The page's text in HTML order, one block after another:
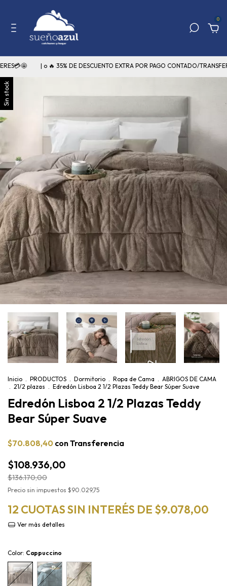
0
| o 🔥 35% DE DESCUENTO EXTRA POR PAGO CONTADO/
Sin stock
Inicio . PRODUCTOS . Dormitorio . Ropa de Cama . ABRIGOS DE CAMA
. 21/2 plazas . Edredón Lisboa 2 1/2 Plazas Teddy Bear Súper Suave
Edredón Lisboa 2 1/2 Plazas Teddy
Bear Súper Suave
$108.936,00
$136.170,00
Precio sin impuestos $90.029,75
$70.808,40 conTransferencia
12 CUOTAS SIN INTERÉS DE $9.078,00
Ver más detalles
Color: Cappuccino